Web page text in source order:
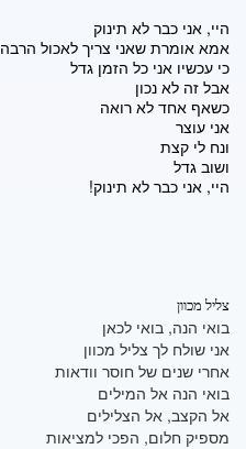
היי, אני כבר לא תינוק
אמא אומרת שאני צריך לאכול הרבה
כי עכשיו אני כל הזמן גדל
אבל זה לא נכון
כשאף אחד לא רואה
אני עוצר
ונח לי קצת
ושוב גדל
היי, אני כבר לא תינוק!
צליל מכוון
בואי הנה, בואי לכאן
אני שולח לך צליל מכוון
אחרי שנים של חוסר וודאות
בואי הנה אל המילים
אל הקצב, אל הצלילים
מספיק חלום, הפכי למציאות